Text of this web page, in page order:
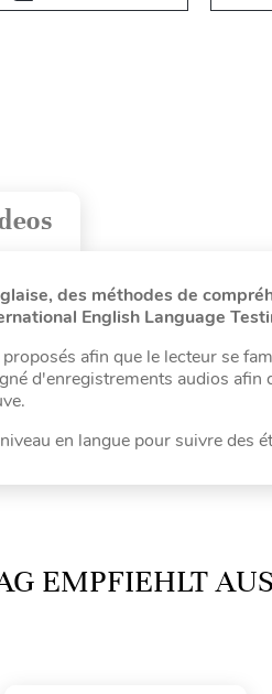
des méthodes de
English Language
afin que le lecteur se
d'enregistrements audios
en langue pour suivre des
EMPFIEHLT